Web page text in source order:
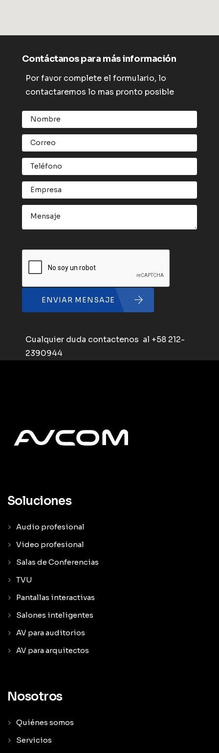
Contáctanos para más información
Por favor complete el formulario, lo
contactaremos lo mas pronto posible
ENVIAR MENSAJE
Cualquier duda contactenos al +58 212-
2390944
Soluciones
Audio profesional
Video profesional
Salas de Conferencias
TVU
Pantallas interactivas
Salones inteligentes
AV para auditorios
AV para arquitectos
Nosotros
Quiénes somos
Servicios